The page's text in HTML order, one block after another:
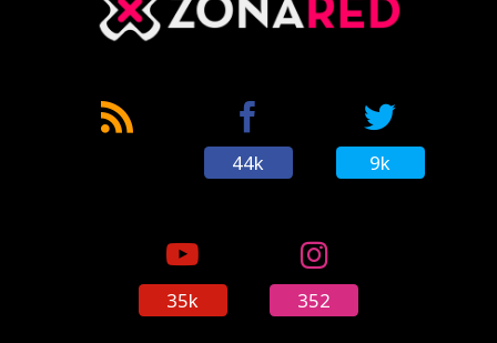
'Unsane', la película de Steven Soderbergh
rodada con un Iphone (30/01/2018)
'No respires': Stephen Lang afirma que habrá
44k 9k
35k 352